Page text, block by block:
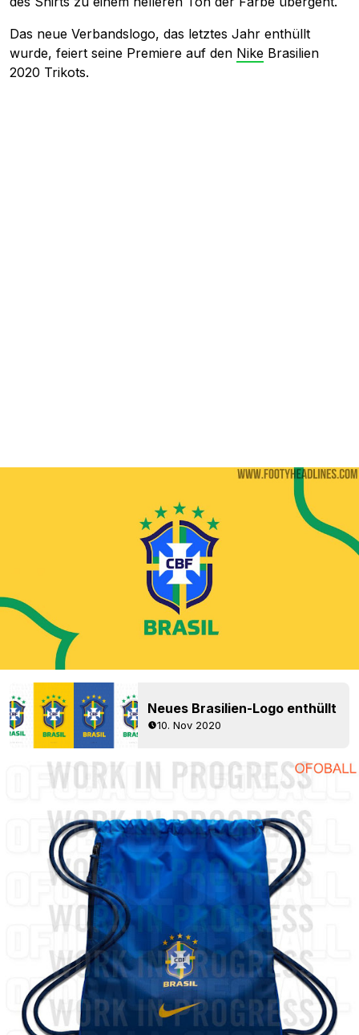
Das neue Verbandslogo, das letztes Jahr enthüllt
wurde, feiert seine Premiere auf den Nike Brasilien
2020 Trikots.
Neues Brasilien-Logo enthüllt
10. Nov 2020